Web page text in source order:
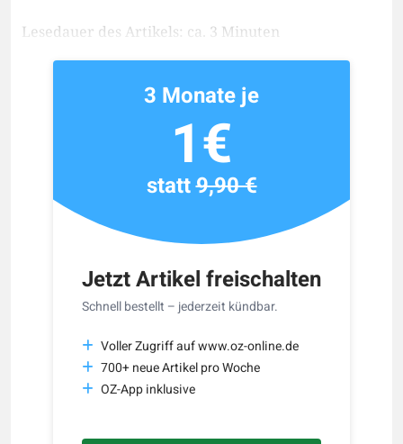
Lesedauer des Artikels: ca. 3 Minuten
Jetzt Artikel freischalten
Schnell bestellt – jederzeit kündbar.
Voller Zugriff auf www.oz-online.de
700+ neue Artikel pro Woche
OZ-App inklusive
3 Monate je
1€
statt9,90 €